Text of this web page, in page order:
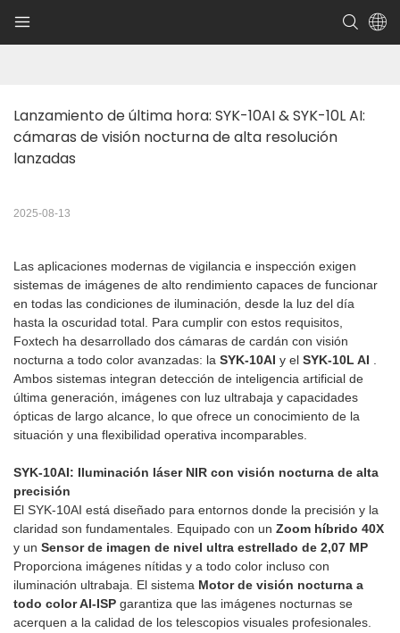
Lanzamiento de última hora: SYK-10AI & SYK-10L AI:
cámaras de visión nocturna de alta resolución
lanzadas
2025-08-13
Las aplicaciones modernas de vigilancia e inspección exigen
sistemas de imágenes de alto rendimiento capaces de funcionar
en todas las condiciones de iluminación, desde la luz del día
hasta la oscuridad total. Para cumplir con estos requisitos,
Foxtech ha desarrollado dos cámaras de cardán con visión
nocturna a todo color avanzadas: la SYK-10AI y el SYK-10L AI .
Ambos sistemas integran detección de inteligencia artificial de
última generación, imágenes con luz ultrabaja y capacidades
ópticas de largo alcance, lo que ofrece un conocimiento de la
situación y una flexibilidad operativa incomparables.
SYK-10AI: Iluminación láser NIR con visión nocturna de alta
precisión
El SYK-10AI está diseñado para entornos donde la precisión y la
claridad son fundamentales. Equipado con un Zoom híbrido 40X
y un Sensor de imagen de nivel ultra estrellado de 2,07 MP
Proporciona imágenes nítidas y a todo color incluso con
iluminación ultrabaja. El sistema Motor de visión nocturna a
todo color AI-ISP garantiza que las imágenes nocturnas se
acerquen a la calidad de los telescopios visuales profesionales.